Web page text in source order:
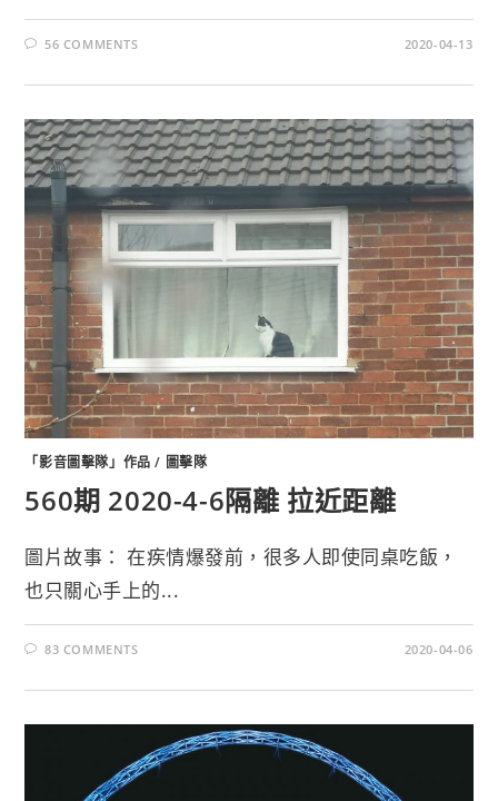
56 COMMENTS 2020-04-13
「影音圖擊隊」作品 / 圖擊隊
560期 2020-4-6隔離 拉近距離
圖片故事： 在疾情爆發前，很多人即使同桌吃飯，
也只關心手上的...
83 COMMENTS 2020-04-06